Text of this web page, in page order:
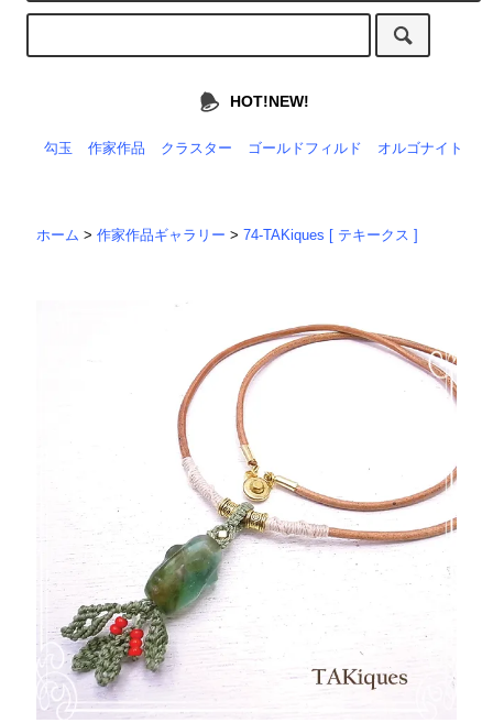
HOT!NEW!
勾玉 作家作品 クラスター ゴールドフィルド オルゴナイト
ホーム >作家作品ギャラリー >74-TAKiques [ テキークス ]